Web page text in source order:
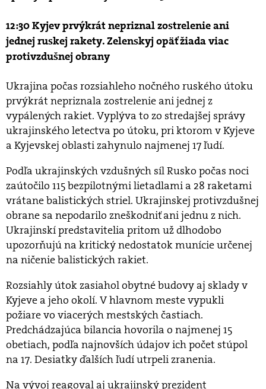
12:30 Kyjev prvýkrát nepriznal zostrelenie ani
jednej ruskej rakety. Zelenskyj opäť žiada viac
protivzdušnej obrany
Ukrajina počas rozsiahleho nočného ruského útoku
prvýkrát nepriznala zostrelenie ani jednej z
vypálených rakiet. Vyplýva to zo stredajšej správy
ukrajinského letectva po útoku, pri ktorom v Kyjeve
a Kyjevskej oblasti zahynulo najmenej 17 ľudí.
Podľa ukrajinských vzdušných síl Rusko počas noci
zaútočilo 115 bezpilotnými lietadlami a 28 raketami
vrátane balistických striel. Ukrajinskej protivzdušnej
obrane sa nepodarilo zneškodniť ani jednu z nich.
Ukrajinskí predstavitelia pritom už dlhodobo
upozorňujú na kritický nedostatok munície určenej
na ničenie balistických rakiet.
Rozsiahly útok zasiahol obytné budovy aj sklady v
Kyjeve a jeho okolí. V hlavnom meste vypukli
požiare vo viacerých mestských častiach.
Predchádzajúca bilancia hovorila o najmenej 15
obetiach, podľa najnovších údajov ich počet stúpol
na 17. Desiatky ďalších ľudí utrpeli zranenia.
Na vývoj reagoval aj ukrajinský prezident